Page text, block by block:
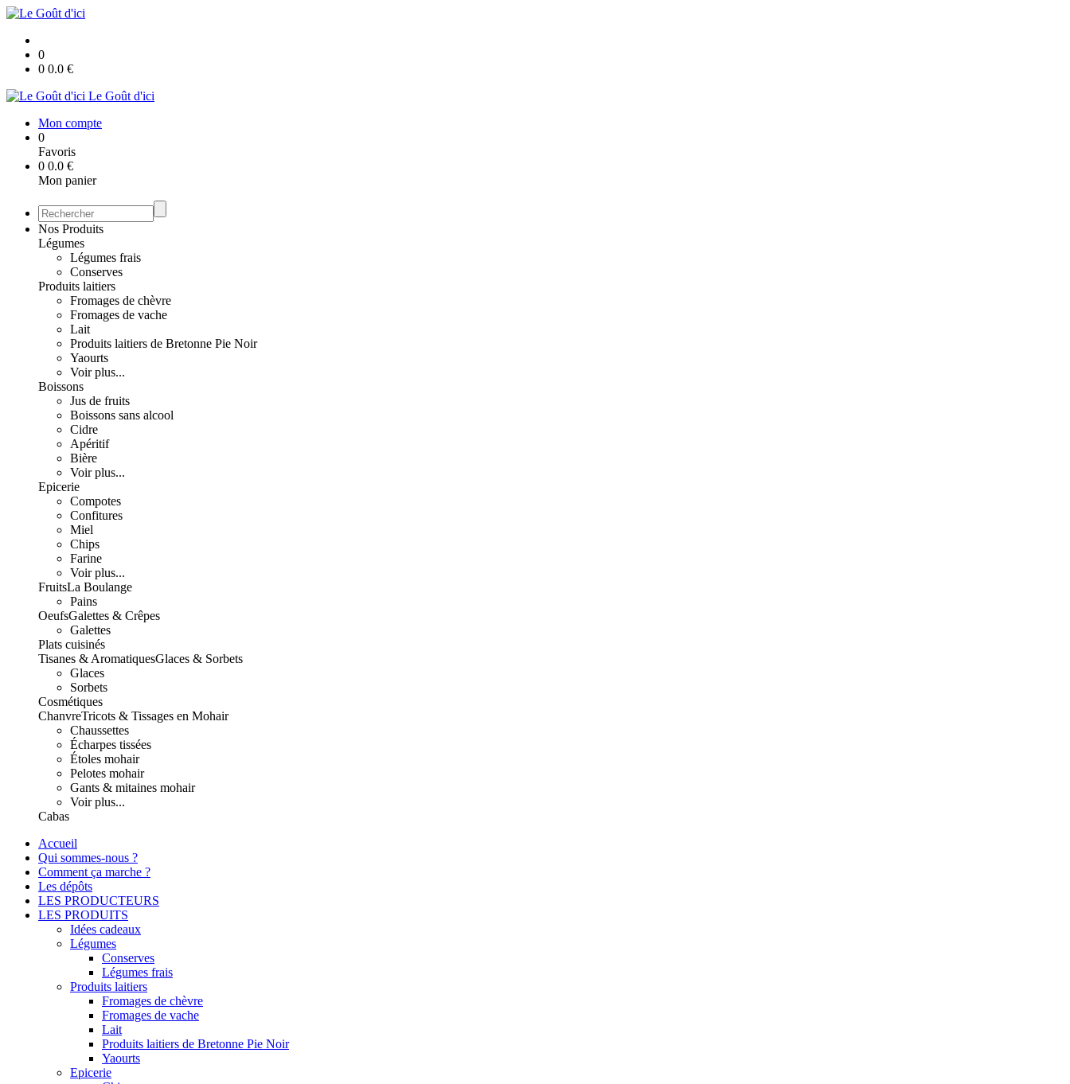
0
0 0.0 €
Le Goût d'ici
Mon compte
0
Favoris
0 0.0 €
Mon panier
Nos Produits
Légumes
Légumes frais
Conserves
Produits laitiers
Fromages de chèvre
Fromages de vache
Lait
Produits laitiers de Bretonne Pie Noir
Yaourts
Voir plus...
Boissons
Jus de fruits
Boissons sans alcool
Cidre
Apéritif
Bière
Voir plus...
Epicerie
Compotes
Confitures
Miel
Chips
Farine
Voir plus...
FruitsLa Boulange
Pains
OeufsGalettes & Crêpes
Galettes
Plats cuisinés
Tisanes & AromatiquesGlaces & Sorbets
Glaces
Sorbets
Cosmétiques
ChanvreTricots & Tissages en Mohair
Chaussettes
Écharpes tissées
Étoles mohair
Pelotes mohair
Gants & mitaines mohair
Voir plus...
Cabas
Accueil
Qui sommes-nous ?
Comment ça marche ?
Les dépôts
LES PRODUCTEURS
LES PRODUITS
Idées cadeaux
Légumes
Conserves
Légumes frais
Produits laitiers
Fromages de chèvre
Fromages de vache
Lait
Produits laitiers de Bretonne Pie Noir
Yaourts
Epicerie